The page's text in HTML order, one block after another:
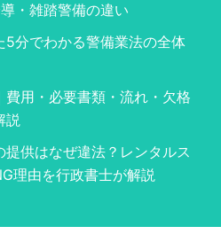
・雑踏警備の違い
5分でわかる警備業法の全体
用・必要書類・流れ・欠格
説
提供はなぜ違法？レンタルス
理由を行政書士が解説